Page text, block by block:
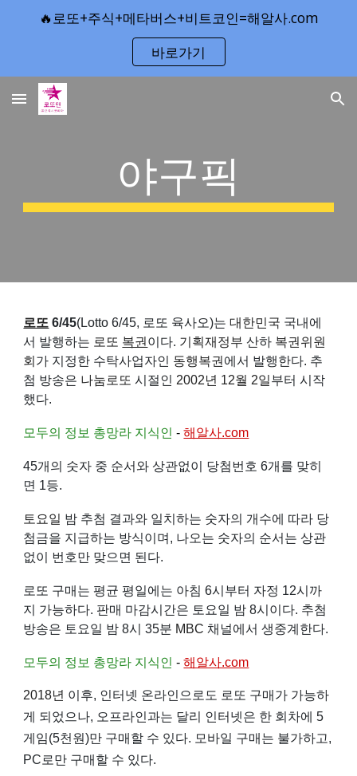
Skip to main content Skip to navigation
🔥로또+주식+메타버스+비트코인=해알사.com
바로가기
야구픽
로또 6/45(Lotto 6/45, 로또 육사오)는대한민국 국내에
서 발행하는 로또 복권 이다. 기획재정부 산하 복권위원
회 가 지정한 수탁사업자인 동행복권 에서 발행한다. 추
첨 방송은 나눔로또 시절인 2002년 12월 2일부터 시작
했다.
모두의 정보 총망라 지식인 -해알사.com
45개의 숫자 중 순서와 상관없이 당첨번호 6개를 맞히
면 1등.
토요일 밤 추첨 결과와 일치하는 숫자의 개수에 따라 당
첨금을 지급하는 방식이며, 나오는 숫자의 순서는 상관
없이 번호만 맞으면 된다.
로또 구매는 평균 평일에는 아침 6시부터 자정 12시까
지 가능하다. 판매 마감시간은 토요일 밤 8시이다. 추첨
방송은 토요일 밤 8시 35분 MBC 채널에서 생중계한다.
모두의 정보 총망라 지식인 -해알사.com
2018년 이후, 인터넷 온라인으로도 로또 구매가 가능하
게 되었으나, 오프라인과는 달리 인터넷은 한 회차에 5
게임(5천원)만 구매할 수 있다. 모바일 구매는 불가하고,
PC로만 구매할 수 있다.